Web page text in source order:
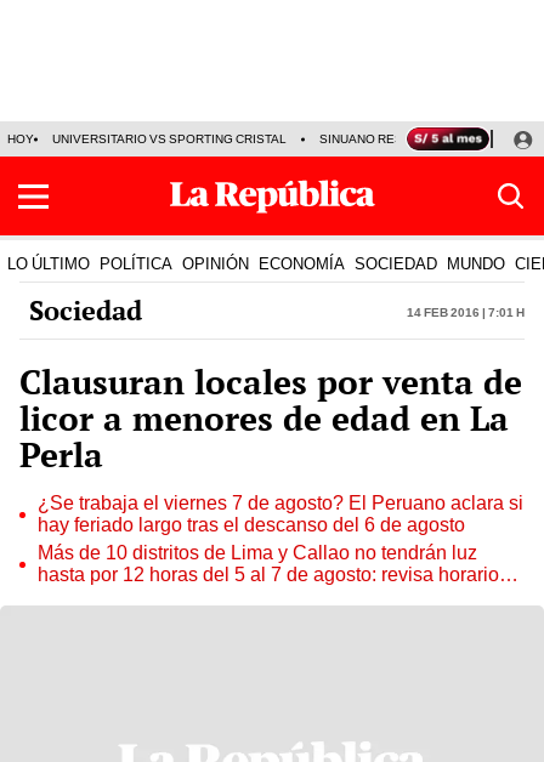
HOY UNIVERSITARIO VS SPORTING CRISTAL SINUANO RESULTADOS HOY
LO ÚLTIMO POLÍTICA OPINIÓN ECONOMÍA SOCIEDAD MUNDO
Sociedad 14 Feb 2016 | 7:01 h
Clausuran locales por venta de
licor a menores de edad en La
Perla
¿Se trabaja el viernes 7 de agosto? El Peruano aclara si
hay feriado largo tras el descanso del 6 de agosto
Más de 10 distritos de Lima y Callao no tendrán luz
hasta por 12 horas del 5 al 7 de agosto: revisa horarios y